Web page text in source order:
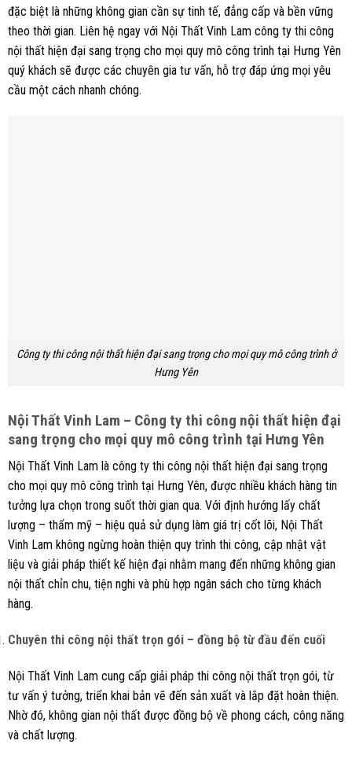
đặc biệt là những không gian cần sự tinh tế, đẳng cấp và bền vững
theo thời gian. Liên hệ ngay với Nội Thất Vinh Lam công ty thi công
nội thất hiện đại sang trọng cho mọi quy mô công trình tại Hưng Yên
quý khách sẽ được các chuyên gia tư vấn, hỗ trợ đáp ứng mọi yêu
cầu một cách nhanh chóng.
Công ty thi công nội thất hiện đại sang trọng cho mọi quy mô công trình ở
Hưng Yên
Nội Thất Vinh Lam – Công ty thi công nội thất hiện đại
sang trọng cho mọi quy mô công trình tại Hưng Yên
Nội Thất Vinh Lam là công ty thi công nội thất hiện đại sang trọng
cho mọi quy mô công trình tại Hưng Yên, được nhiều khách hàng tin
tưởng lựa chọn trong suốt thời gian qua. Với định hướng lấy chất
lượng – thẩm mỹ – hiệu quả sử dụng làm giá trị cốt lõi, Nội Thất
Vinh Lam không ngừng hoàn thiện quy trình thi công, cập nhật vật
liệu và giải pháp thiết kế hiện đại nhằm mang đến những không gian
nội thất chỉn chu, tiện nghi và phù hợp ngân sách cho từng khách
hàng.
Chuyên thi công nội thất trọn gói – đồng bộ từ đầu đến cuối
Nội Thất Vinh Lam cung cấp giải pháp thi công nội thất trọn gói, từ
tư vấn ý tưởng, triển khai bản vẽ đến sản xuất và lắp đặt hoàn thiện.
Nhờ đó, không gian nội thất được đồng bộ về phong cách, công năng
và chất lượng.